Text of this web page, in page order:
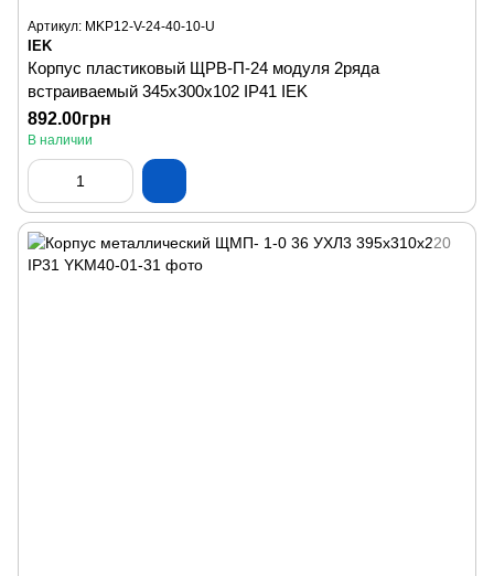
Артикул: MKP12-V-24-40-10-U
IEK
Корпус пластиковый ЩРВ-П-24 модуля 2ряда
встраиваемый 345х300х102 IP41 IEK
892.00грн
В наличии